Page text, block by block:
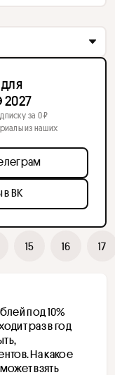
15 16 17
под 10%
раз в год
На какое
взять
2027
за 0 ₽
из наших
в ВК